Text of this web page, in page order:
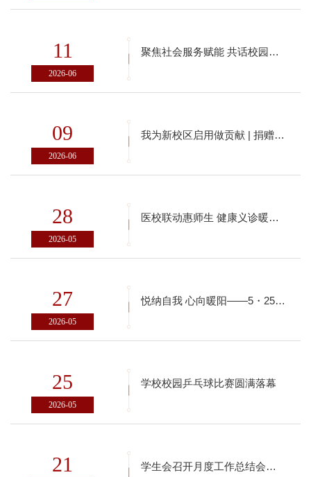
11
2026-06
聚焦社会服务赋能 共话校园智慧建设 | 学校与中国广电济南市分公司开展合作座谈交流会
09
2026-06
我为新校区启用做贡献 | 捐赠图书倡议书
28
2026-05
医校联动惠师生 健康义诊暖校园——学校开展校园公益义诊活动
27
2026-05
悦纳自我 心向暖阳——5・25心理健康月系列活动
25
2026-05
学校校园乒乓球比赛圆满落幕
21 学生会召开月度工作总结会议暨表扬大会